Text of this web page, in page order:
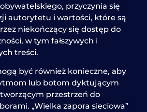
przyczynia się
autorytetu i wartości, które są
niekończący się dostęp do
w tym fałszywych i
treści.
być również konieczne, aby
lub botom dyktującym
tworzącym przestrzeń do
„Wielka zapora sieciowa”